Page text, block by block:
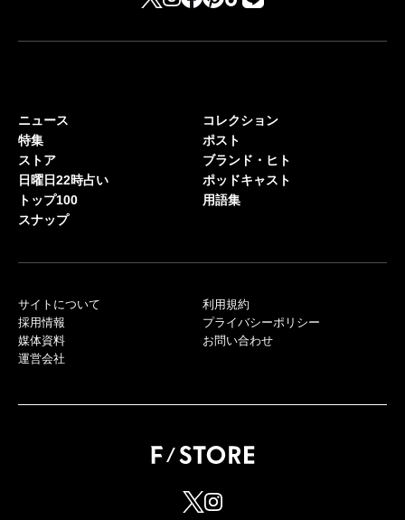
ニュース
特集
ストア
日曜日22時占い
トップ100
スナップ
コレクション
ポスト
ブランド・ヒト
ポッドキャスト
用語集
サイトについて
採用情報
媒体資料
運営会社
利用規約
プライバシーポリシー
お問い合わせ